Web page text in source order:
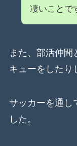
凄いことで
また、部活仲
キューをしたり
サッカーを通し
した。